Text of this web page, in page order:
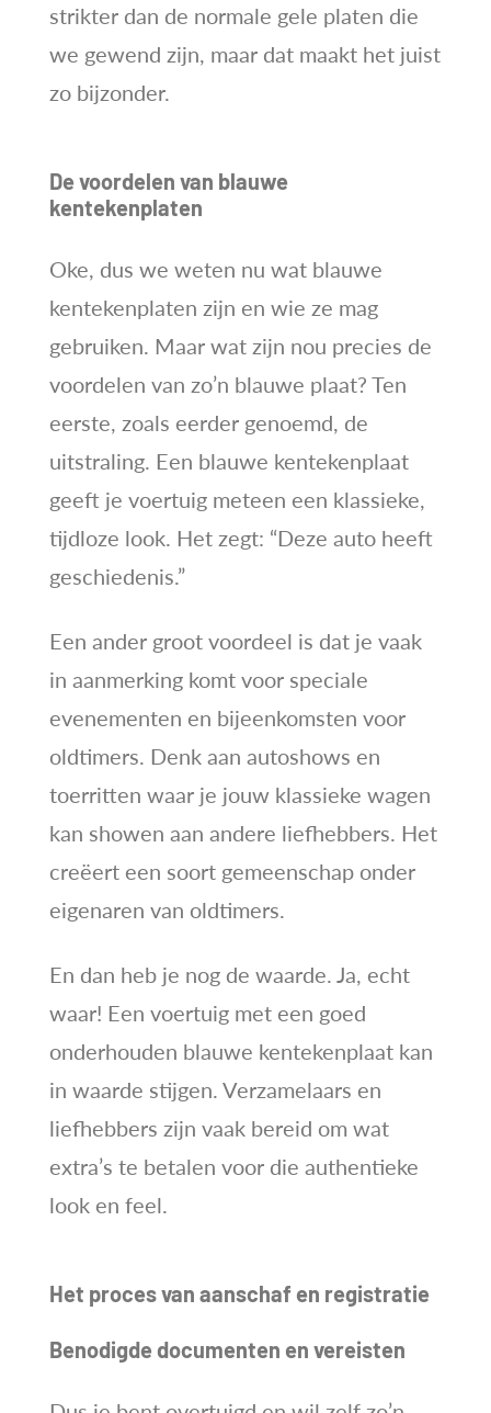
strikter dan de normale gele platen die
we gewend zijn, maar dat maakt het juist
zo bijzonder.
De voordelen van blauwe
kentekenplaten
Oke, dus we weten nu wat blauwe
kentekenplaten zijn en wie ze mag
gebruiken. Maar wat zijn nou precies de
voordelen van zo’n blauwe plaat? Ten
eerste, zoals eerder genoemd, de
uitstraling. Een blauwe kentekenplaat
geeft je voertuig meteen een klassieke,
tijdloze look. Het zegt: “Deze auto heeft
geschiedenis.”
Een ander groot voordeel is dat je vaak
in aanmerking komt voor speciale
evenementen en bijeenkomsten voor
oldtimers. Denk aan autoshows en
toerritten waar je jouw klassieke wagen
kan showen aan andere liefhebbers. Het
creëert een soort gemeenschap onder
eigenaren van oldtimers.
En dan heb je nog de waarde. Ja, echt
waar! Een voertuig met een goed
onderhouden blauwe kentekenplaat kan
in waarde stijgen. Verzamelaars en
liefhebbers zijn vaak bereid om wat
extra’s te betalen voor die authentieke
look en feel.
Het proces van aanschaf en registratie
Benodigde documenten en vereisten